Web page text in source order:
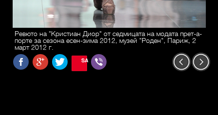
Ревюто на "Кристиан Диор" от седмицата на модата прет-а-
порте за сезона есен-зима 2012, музей "Роден", Париж, 2
март 2012 г.
SAVE